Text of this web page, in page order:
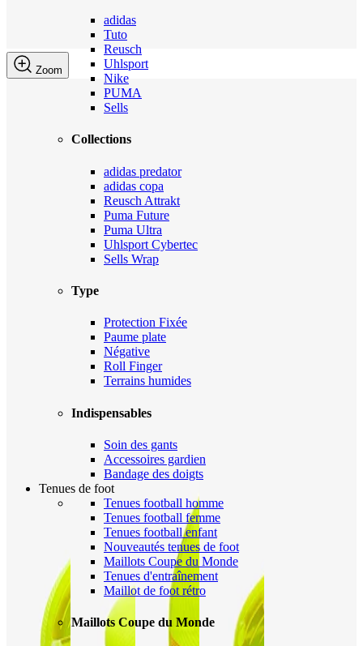
adidas
Tuto
Reusch
Uhlsport
Nike
PUMA
Sells
Collections
adidas predator
adidas copa
Reusch Attrakt
Puma Future
Puma Ultra
Uhlsport Cybertec
Sells Wrap
Type
Protection Fixée
Paume plate
Négative
Roll Finger
Terrains humides
Indispensables
Soin des gants
Accessoires gardien
Bandage des doigts
Tenues de foot
Tenues football homme
Tenues football femme
Tenues football enfant
Nouveautés tenues de foot
Maillots Coupe du Monde
Tenues d'entraînement
Maillot de foot rétro
Maillots Coupe du Monde
Zoom